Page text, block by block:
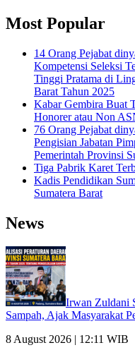
Most Popular
14 Orang Pejabat
Kompetensi Seleksi
Tinggi Pratama di
Barat Tahun 2025
Kabar Gembira Buat
Honorer atau Non
76 Orang Pejabat
Pengisian Jabatan
Pemerintah Provinsi
Tiga Pabrik Karet
Kadis Pendidikan
Sumatera Barat
News
Irwan Zuldani
Sampah, Ajak Masyarakat
8 August 2026 | 12:11 WIB